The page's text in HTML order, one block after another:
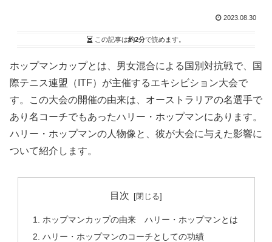
2023.08.30
この記事は約2分で読めます。
ホップマンカップとは、男女混合による国別対抗戦で、国
際テニス連盟（ITF）が主催するエキシビション大会で
す。この大会の開催の由来は、オーストラリアの名選手で
あり名コーチでもあったハリー・ホップマンにあります。
ハリー・ホップマンの人物像と、彼が大会に与えた影響に
ついて紹介します。
目次
ホップマンカップの由来 ハリー・ホップマンとは
ハリー・ホップマンのコーチとしての功績